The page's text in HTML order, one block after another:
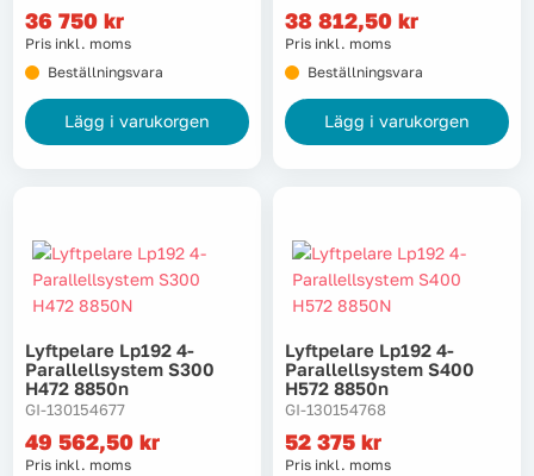
Varumärken Videoklipp
36 750 kr
Pris inkl. moms
Beställningsvara
Lägg i varukorgen
38 812,50 kr
Pris inkl. moms
Beställningsvara
Lägg i varukorgen
Lyftpelare Lp192 4-
Parallellsystem S300
H472 8850n
GI-130154677
49 562,50 kr
Pris inkl. moms
Lyftpelare Lp192 4-
Parallellsystem S400
H572 8850n
GI-130154768
52 375 kr
Pris inkl. moms